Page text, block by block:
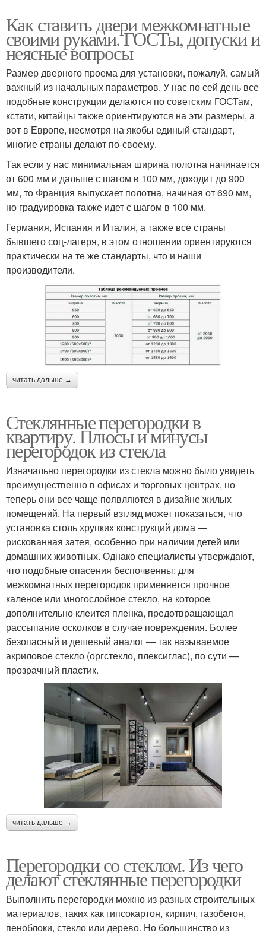
Как ставить двери межкомнатные
своими руками. ГОСТы, допуски и
неясные вопросы
Размер дверного проема для установки, пожалуй, самый
важный из начальных параметров. У нас по сей день все
подобные конструкции делаются по советским ГОСТам,
кстати, китайцы также ориентируются на эти размеры, а
вот в Европе, несмотря на якобы единый стандарт,
многие страны делают по-своему.
Так если у нас минимальная ширина полотна начинается
от 600 мм и дальше с шагом в 100 мм, доходит до 900
мм, то Франция выпускает полотна, начиная от 690 мм,
но градуировка также идет с шагом в 100 мм.
Германия, Испания и Италия, а также все страны
бывшего соц-лагеря, в этом отношении ориентируются
практически на те же стандарты, что и наши
производители.
читать дальше →
Стеклянные перегородки в
квартиру. Плюсы и минусы
перегородок из стекла
Изначально перегородки из стекла можно было увидеть
преимущественно в офисах и торговых центрах, но
теперь они все чаще появляются в дизайне жилых
помещений. На первый взгляд может показаться, что
установка столь хрупких конструкций дома —
рискованная затея, особенно при наличии детей или
домашних животных. Однако специалисты утверждают,
что подобные опасения беспочвенны: для
межкомнатных перегородок применяется прочное
каленое или многослойное стекло, на которое
дополнительно клеится пленка, предотвращающая
рассыпание осколков в случае повреждения. Более
безопасный и дешевый аналог — так называемое
акриловое стекло (оргстекло, плексиглас), по сути —
прозрачный пластик.
читать дальше →
Перегородки со стеклом. Из чего
делают стеклянные перегородки
Выполнить перегородки можно из разных строительных
материалов, таких как гипсокартон, кирпич, газобетон,
пеноблоки, стекло или дерево. Но большинство из